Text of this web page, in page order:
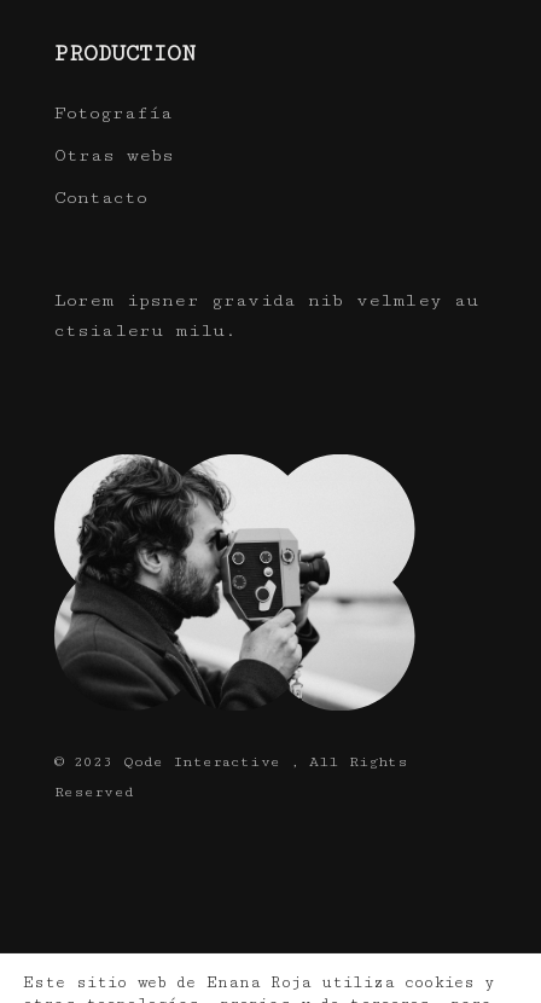
PRODUCTION
Fotografía
Otras webs
Contacto
Lorem ipsner gravida nib velmley au
ctsialeru milu.
© 2023 Qode Interactive
, All Rights
Reserved
Este sitio web de Enana Roja utiliza cookies y